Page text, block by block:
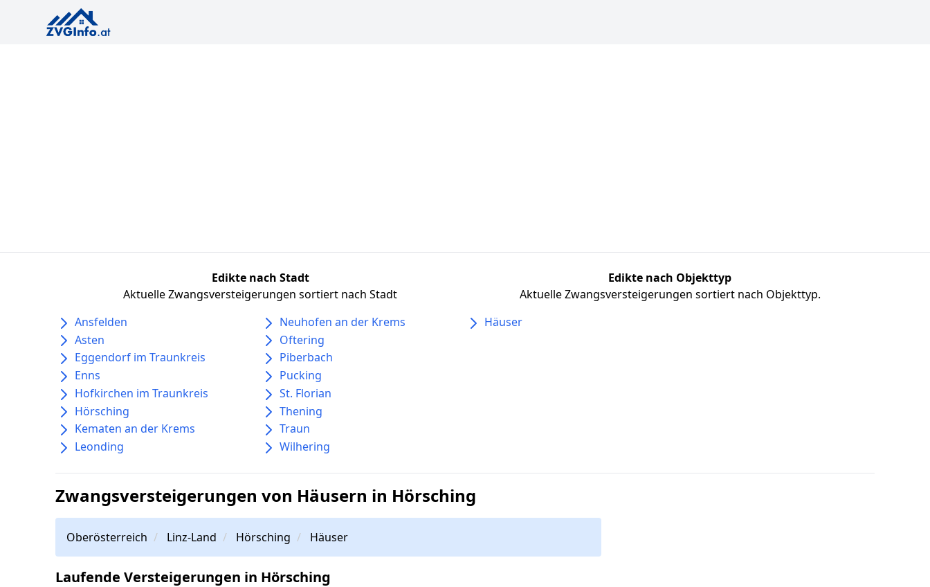
Edikte nach Stadt
Aktuelle Zwangsversteigerungen sortiert nach Stadt
Ansfelden
Asten
Eggendorf im Traunkreis
Enns
Hofkirchen im Traunkreis
Hörsching
Kematen an der Krems
Leonding
Neuhofen an der Krems
Oftering
Piberbach
Pucking
St. Florian
Thening
Traun
Wilhering
Edikte nach Objekttyp
Aktuelle Zwangsversteigerungen sortiert nach Objekttyp.
Häuser
Zwangsversteigerungen von Häusern in Hörsching
Oberösterreich Linz-Land Hörsching Häuser
Laufende Versteigerungen in Hörsching